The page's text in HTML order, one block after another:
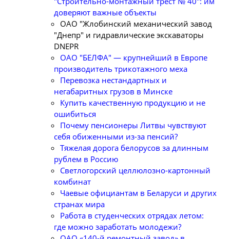
доверяют важные объекты
ОАО "Жлобинский механический завод
"Днепр" и гидравлические экскаваторы
DNEPR
ОАО "БЕЛФА" — крупнейший в Европе
производитель трикотажного меха
Перевозка нестандартных и
негабаритных грузов в Минске
Купить качественную продукцию и не
ошибиться
Почему пенсионеры Литвы чувствуют
себя обиженными из-за пенсий?
Тяжелая дорога белорусов за длинным
рублем в Россию
Светлогорский целлюлозно-картонный
комбинат
Чаевые официантам в Беларуси и других
странах мира
Работа в студенческих отрядах летом:
где можно заработать молодежи?